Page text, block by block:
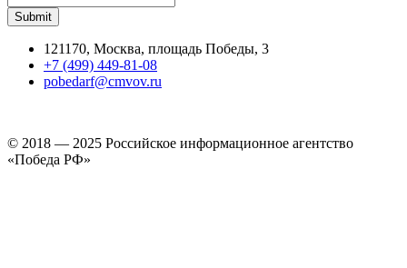
121170, Москва, площадь Победы, 3
+7 (499) 449-81-08
pobedarf@cmvov.ru
© 2018 — 2025 Российское информационное агентство
«Победа РФ»